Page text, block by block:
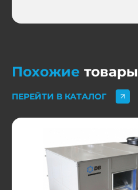
Похожие товары
ПЕРЕЙТИ В КАТАЛОГ